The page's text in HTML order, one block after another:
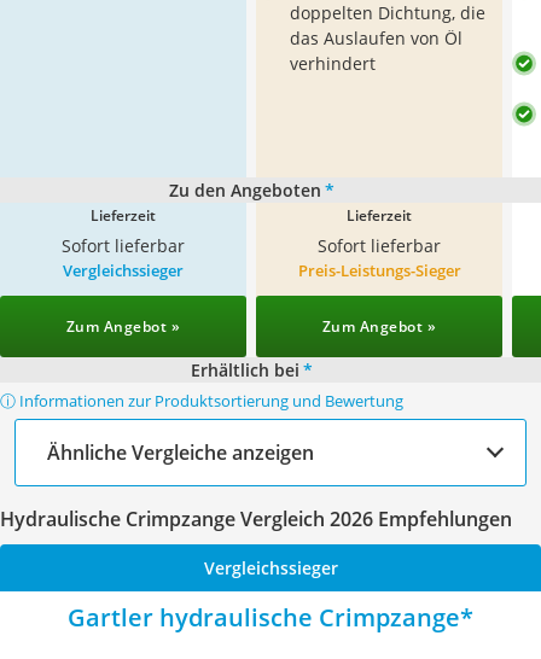
doppelten Dichtung, die
das Auslaufen von Öl
verhindert
Zu den Angeboten *
Lieferzeit
Sofort lieferbar
Lieferzeit
Sofort lieferbar
Vergleichssieger
Zum Angebot »
Preis-Leistungs-Sieger
Zum Angebot »
Erhältlich bei *
ⓘ Informationen zur Produktsortierung und Bewertung
Ähnliche Vergleiche anzeigen
Hydraulische Crimpzange Vergleich 2026 Empfehlungen
Vergleichssieger
Gartler hydraulische Crimpzange